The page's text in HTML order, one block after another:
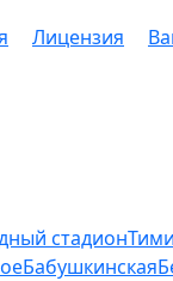
Лицензия
стадион
Бабушкинская